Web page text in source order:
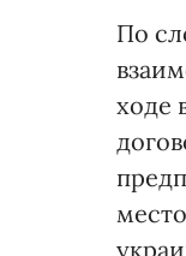
По
ходе